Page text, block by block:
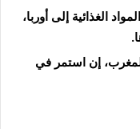
الغذائية إلى أوربا،
إن استمر في